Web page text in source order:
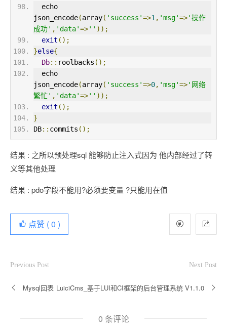
json_encode(array( 'success'=>1 , 'msg'=>'操作
成功' , 'data'=>'' ));
exit ();
}else{
Db:: roolbacks ();
json_encode(array( 'success'=>0, 'msg'=>'网络
繁忙' , 'data'=>'' ));
exit ();
}
DB:: commits ();
结果 : 之所以预处理sql 能够防止注入式因为 他内部经过了转
义等其他处理
结果 : pdo字段不能用?必须要变量 ?只能用在值
点赞 (0 )
Previous Post
Mysql回表
Next Post
LuiciCms_基于LUI和CI框架的后台管理系统 V1.1.0
0 条评论